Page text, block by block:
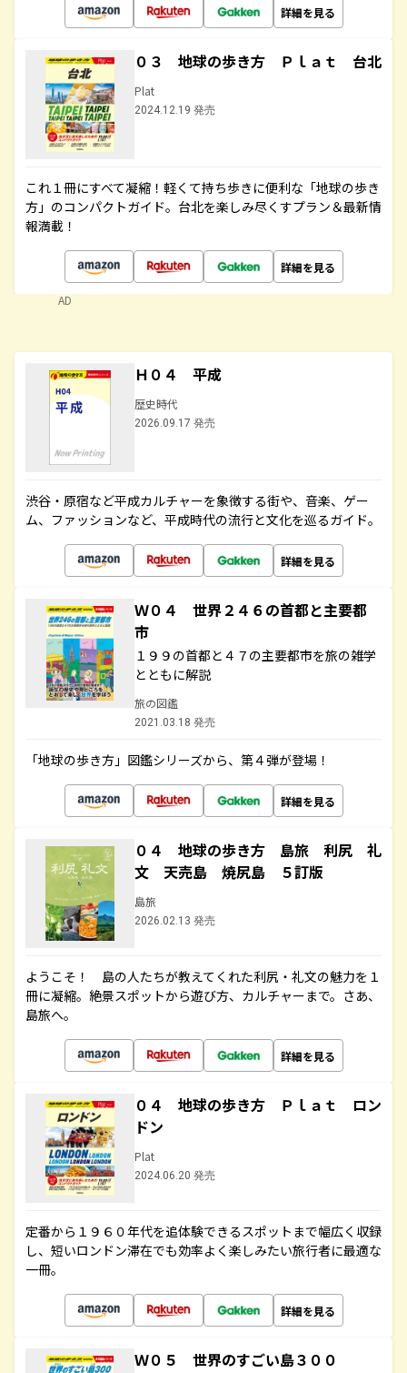
詳細を見る
０３ 地球の歩き方 Ｐｌａｔ 台北
Plat
2024.12.19 発売
これ１冊にすべて凝縮！軽くて持ち歩きに便利な「地球の歩き
方」のコンパクトガイド。台北を楽しみ尽くすプラン＆最新情
報満載！
詳細を見る
AD
Ｈ０４ 平成
歴史時代
2026.09.17 発売
渋谷・原宿など平成カルチャーを象徴する街や、音楽、ゲー
ム、ファッションなど、平成時代の流行と文化を巡るガイド。
詳細を見る
Ｗ０４ 世界２４６の首都と主要都
市
１９９の首都と４７の主要都市を旅の雑学
とともに解説
旅の図鑑
2021.03.18 発売
「地球の歩き方」図鑑シリーズから、第４弾が登場！
詳細を見る
０４ 地球の歩き方 島旅 利尻 礼
文 天売島 焼尻島 ５訂版
島旅
2026.02.13 発売
ようこそ！ 島の人たちが教えてくれた利尻・礼文の魅力を１
冊に凝縮。絶景スポットから遊び方、カルチャーまで。さあ、
島旅へ。
詳細を見る
０４ 地球の歩き方 Ｐｌａｔ ロン
ドン
Plat
2024.06.20 発売
定番から１９６０年代を追体験できるスポットまで幅広く収録
し、短いロンドン滞在でも効率よく楽しみたい旅行者に最適な
一冊。
詳細を見る
Ｗ０５ 世界のすごい島３００